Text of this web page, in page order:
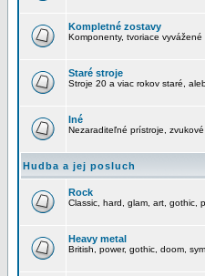
Kompletné zostavy
Komponenty, tvoriace
Staré stroje
Stroje 20 a viac rokov staré,
Iné
Nezaraditeľné prístroje, zvukové
Hudba a jej posluch
Rock
Classic, hard, glam, art, gothic,
Heavy metal
British, power, gothic, doom,